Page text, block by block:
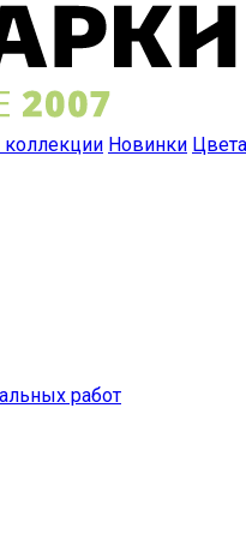
коллекции Новинки Цвета
работ